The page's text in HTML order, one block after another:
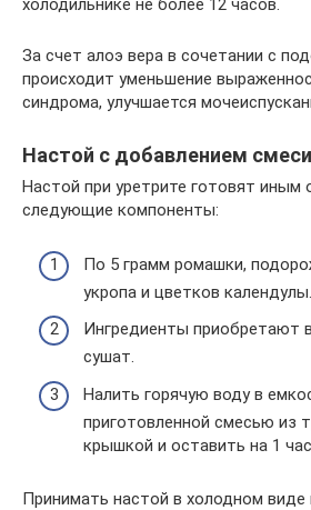
холодильнике не более 12 часов.
За счет алоэ вера в сочетании с
происходит уменьшение
синдрома, улучшается
Настой с добавлением
Настой при уретрите готовят иным
следующие компоненты:
По 5 грамм ромашки,
укропа и цветков календулы.
Ингредиенты приобретают
сушат.
Налить горячую воду в
приготовленной смесью из
крышкой и оставить на 1 час.
Принимать настой в холодном виде